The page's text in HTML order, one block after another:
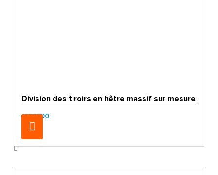
Division des tiroirs en hêtre massif sur mesure
€269.00